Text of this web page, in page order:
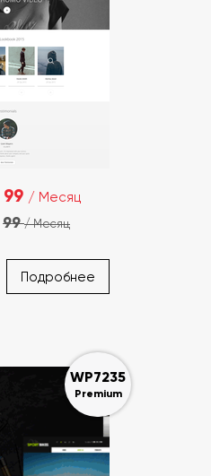
99 / Месяц
99/ Месяц
Подробнее
WP7235
Premium